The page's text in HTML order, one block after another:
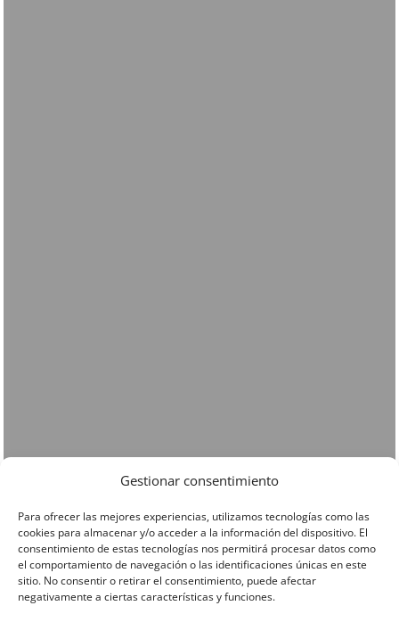
Gestionar consentimiento
Para ofrecer las mejores experiencias, utilizamos tecnologías como las
cookies para almacenar y/o acceder a la información del dispositivo. El
consentimiento de estas tecnologías nos permitirá procesar datos como
el comportamiento de navegación o las identificaciones únicas en este
sitio. No consentir o retirar el consentimiento, puede afectar
negativamente a ciertas características y funciones.